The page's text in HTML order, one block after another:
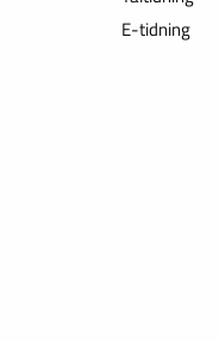
E-tidning